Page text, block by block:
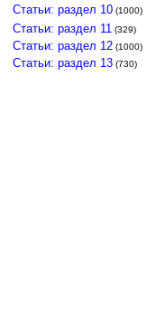
Статьи: раздел 10 (1000)
Статьи: раздел 11 (329)
Статьи: раздел 12 (1000)
Статьи: раздел 13 (730)